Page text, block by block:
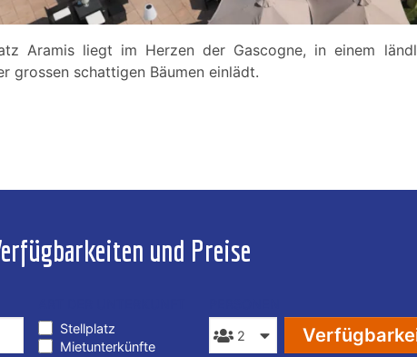
Aramis liegt im Herzen der Gascogne, in einem
grossen schattigen Bäumen einlädt.
und Preise
Stellplatz
Mietunterkünfte